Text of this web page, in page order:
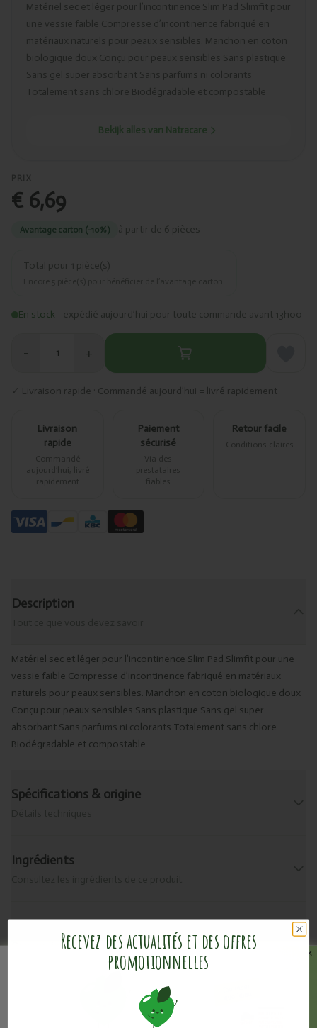
Matériel sec et léger pour l’incontinence Slim Pad Slimfit pour
une vessie faible Compresse d’incontinence fabriqué en
matériaux naturels pour peaux sensibles. Manchon en coton
biologique doux Conçu pour peaux sensibles Sans plastique
Sans gel super absorbant Sans parfums ni colorants
Totalement sans chlore Biodégradable et compostable
Bekijk alles van Natracare
PRIX
€ 6,69
Avantage carton (-10%) à partir de 6 pièces
Total pour 1 pièce(s)
En stock– expédié aujourd’hui pour toute commande avant 13h00
− 1 +
✓ Livraison rapide · Commandé aujourd’hui = livré rapidement
Livraison
rapide
Commandé
aujourd’hui, livré
rapidement
Paiement
sécurisé
Via des
prestataires
fiables
Retour facile
Conditions claires
Description
Matériel sec et léger pour l’incontinence Slim Pad Slimfit pour une
vessie faible Compresse d’incontinence fabriqué en matériaux
naturels pour peaux sensibles. Manchon en coton biologique doux
Conçu pour peaux sensibles Sans plastique Sans gel super
absorbant Sans parfums ni colorants Totalement sans chlore
Biodégradable et compostable
Spécifications & origine
Ingrédients
Que contient-il ?Recevez des actualités et des offres
promotionnelles